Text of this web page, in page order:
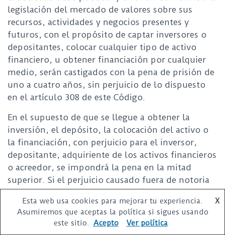
legislación del mercado de valores sobre sus
recursos, actividades y negocios presentes y
futuros, con el propósito de captar inversores o
depositantes, colocar cualquier tipo de activo
financiero, u obtener financiación por cualquier
medio, serán castigados con la pena de prisión de
uno a cuatro años, sin perjuicio de lo dispuesto
en el artículo 308 de este Código.
En el supuesto de que se llegue a obtener la
inversión, el depósito, la colocación del activo o
la financiación, con perjuicio para el inversor,
depositante, adquiriente de los activos financieros
o acreedor, se impondrá la pena en la mitad
superior. Si el perjuicio causado fuera de notoria
gravedad, la pena a imponer será de uno a seis
años de prisión y multa de seis a doce meses”.
Artículo 290 del Código Penal:
Esta web usa cookies para mejorar tu experiencia.
Asumiremos que aceptas la política si sigues usando
este sitio.
X
Acepto Ver política